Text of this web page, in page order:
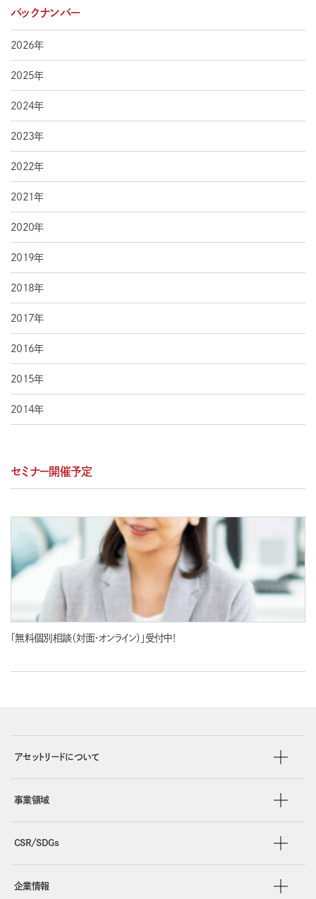
バックナンバー
2026年
2025年
2024年
2023年
2022年
2021年
2020年
2019年
2018年
2017年
2016年
2015年
2014年
セミナー開催予定
「無料個別相談（対面・オンライン）」受付中！
アセットリードについて
事業領域
CSR/SDGs
企業情報